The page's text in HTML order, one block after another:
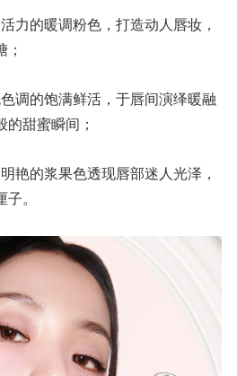
力的暖调粉色，打造动人唇妆，
调的饱满鲜活，于唇间演绎暖融
甜蜜瞬间；
艳的浆果色透现唇部迷人光泽，
。